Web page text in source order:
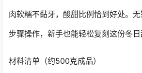
肉软糯不黏牙，酸甜比例恰到好处。
步骤操作，新手也能轻松复刻这份冬日
材料清单（约500克成品）